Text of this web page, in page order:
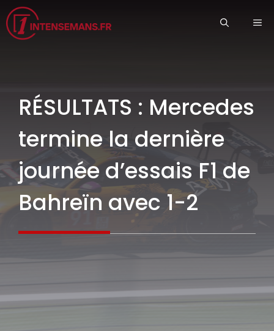
Aller
au
contenu
RÉSULTATS : Mercedes
termine la dernière
journée d’essais F1 de
Bahreïn avec 1-2